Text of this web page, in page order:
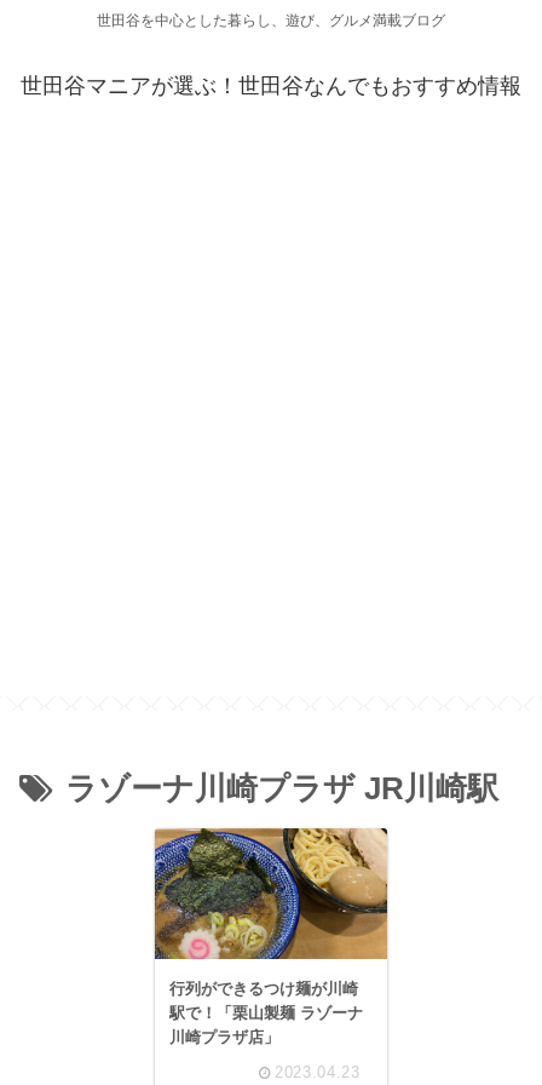
世田谷を中心とした暮らし、遊び、グルメ満載ブログ
世田谷マニアが選ぶ！世田谷なんでもおすすめ情報
ラゾーナ川崎プラザ JR川崎駅
行列ができるつけ麺が川崎
駅で！「栗山製麺 ラゾーナ
川崎プラザ店」
2023.04.23